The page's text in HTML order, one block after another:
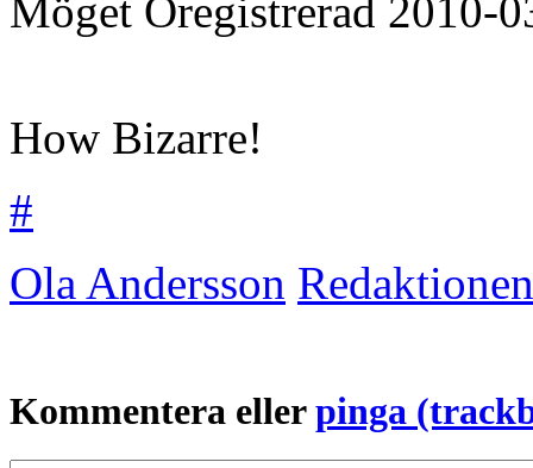
Möget Oregistrerad 2010-
How Bizarre!
#
Ola Andersson Redaktionen
Kommentera ellerpinga